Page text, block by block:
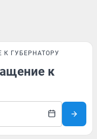
К ГУБЕРНАТОРУ
к